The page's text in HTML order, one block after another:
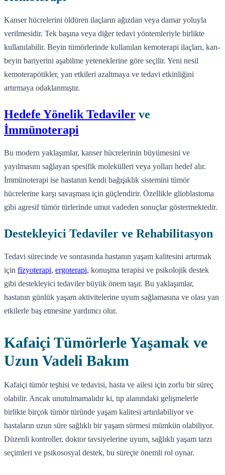
Kanser hücrelerini öldüren ilaçların ağızdan veya damar yoluyla
verilmesidir. Tek başına veya diğer tedavi yöntemleriyle birlikte
kullanılabilir. Beyin tümörlerinde kullanılan kemoterapi ilaçları, kan-
beyin bariyerini aşabilme yeteneklerine göre seçilir. Yeni nesil
kemoterapötikler, yan etkileri azaltmaya ve tedavi etkinliğini
artırmaya odaklanmıştır.
Hedefe Yönelik Tedaviler ve
İmmünoterapi
Bu modern yaklaşımlar, kanser hücrelerinin büyümesini ve
yayılmasını sağlayan spesifik molekülleri veya yolları hedef alır.
İmmünoterapi ise hastanın kendi bağışıklık sistemini tümör
hücrelerine karşı savaşması için güçlendirir. Özellikle glioblastoma
gibi agresif tümör türlerinde umut vadeden sonuçlar göstermektedir.
Destekleyici Tedaviler ve Rehabilitasyon
Tedavi sürecinde ve sonrasında hastanın yaşam kalitesini artırmak
için fizyoterapi, ergoterapi, konuşma terapisi ve psikolojik destek
gibi destekleyici tedaviler büyük önem taşır. Bu yaklaşımlar,
hastanın günlük yaşam aktivitelerine uyum sağlamasına ve olası yan
etkilerle baş etmesine yardımcı olur.
Kafaiçi Tümörlerle Yaşamak ve
Uzun Vadeli Bakım
Kafaiçi tümör teşhisi ve tedavisi, hasta ve ailesi için zorlu bir süreç
olabilir. Ancak unutulmamalıdır ki, tıp alanındaki gelişmelerle
birlikte birçok tümör türünde yaşam kalitesi artırılabiliyor ve
hastaların uzun süre sağlıklı bir yaşam sürmesi mümkün olabiliyor.
Düzenli kontroller, doktor tavsiyelerine uyum, sağlıklı yaşam tarzı
seçimleri ve psikososyal destek, bu süreçte önemli rol oynar.